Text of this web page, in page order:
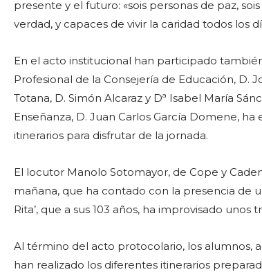
presente y el futuro: «sois personas de paz,
verdad, y capaces de vivir la caridad todos los
En el acto institucional han participado
Profesional de la Consejería de Educación, D.
Totana, D. Simón Alcaraz y Dª Isabel María
Enseñanza, D. Juan Carlos García Domene,
itinerarios para disfrutar de la jornada.
El locutor Manolo Sotomayor, de Cope y
mañana, que ha contado con la presencia de
Rita’, que a sus 103 años, ha improvisado
Al término del acto protocolario, los alumnos,
han realizado los diferentes itinerarios